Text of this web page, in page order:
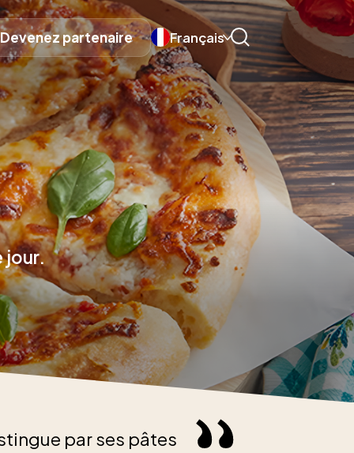
Devenez partenaire Français
jour.
par ses pâtes